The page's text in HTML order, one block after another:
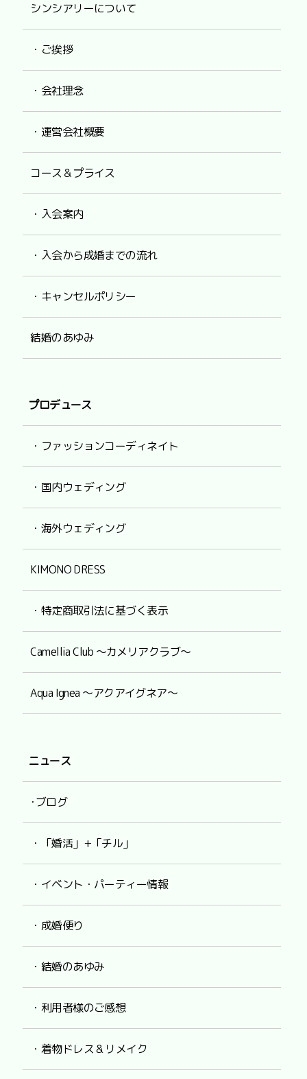
シンシアリーについて
・ご挨拶
・会社理念
・運営会社概要
コース＆プライス
・入会案内
・入会から成婚までの流れ
・キャンセルポリシー
結婚のあゆみ
プロデュース
・ファッションコーディネイト
・国内ウェディング
・海外ウェディング
KIMONO DRESS
・特定商取引法に基づく表示
Camellia Club ～カメリアクラブ～
Aqua Ignea ～アクアイグネア～
ニュース
･ブログ
・「婚活」+「チル」
・イベント・パーティー情報
・成婚便り
・結婚のあゆみ
・利用者様のご感想
・着物ドレス & リメイク